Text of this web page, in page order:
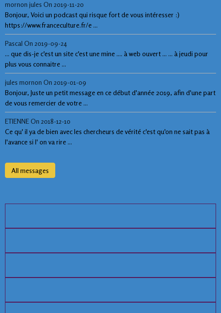
mornon jules On 2019-11-20
Bonjour, Voici un podcast qui risque fort de vous intéresser :)
https://www.franceculture.fr/e ...
Pascal On 2019-09-24
... que dis-je c'est un site c'est une mine .... à web ouvert ... ... à jeudi pour
plus vous connaitre ...
jules mornon On 2019-01-09
Bonjour, Juste un petit message en ce début d'année 2019, afin d'une part
de vous remercier de votre ...
ETIENNEOn 2018-12-10
Ce qu' il ya de bien avec les chercheurs de vérité c'est qu'on ne sait pas à
l'avance si l' on va rire ...
All messages